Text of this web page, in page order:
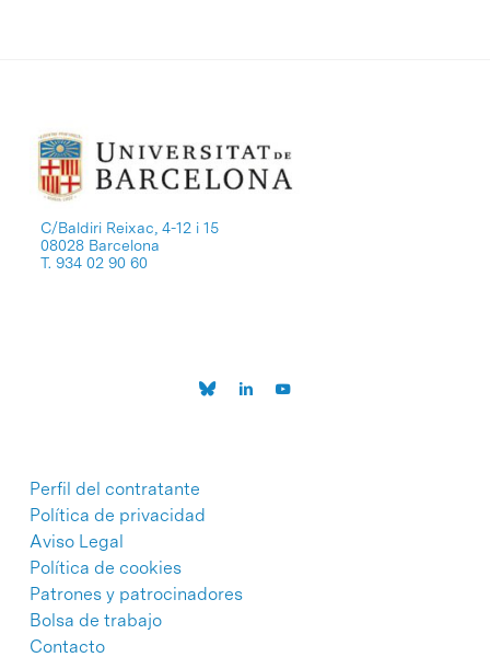
C/Baldiri Reixac, 4-12 i 15
08028 Barcelona
T. 934 02 90 60
Perfil del contratante
Política de privacidad
Aviso Legal
Política de cookies
Patrones y patrocinadores
Bolsa de trabajo
Contacto